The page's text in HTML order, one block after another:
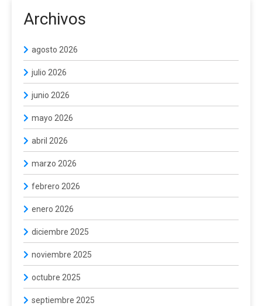
Archivos
agosto 2026
julio 2026
junio 2026
mayo 2026
abril 2026
marzo 2026
febrero 2026
enero 2026
diciembre 2025
noviembre 2025
octubre 2025
septiembre 2025